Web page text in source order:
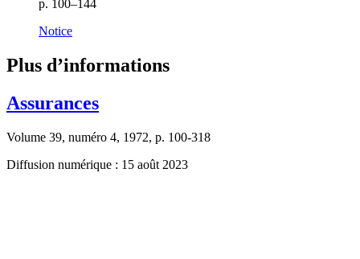
p. 100–144
Notice
Plus d’informations
Assurances
Volume 39, numéro 4, 1972, p. 100-318
Diffusion numérique : 15 août 2023